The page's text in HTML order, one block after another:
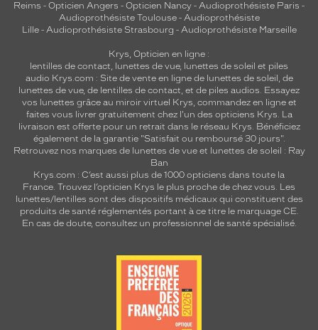
Reims - Opticien Angers - Opticien Nancy - Audioprothésiste Paris -
Audioprothésiste Toulouse- Audioprothésiste
Lille- Audioprothésiste Strasbourg - Audioprothésiste Marseille
Krys, Opticien en ligne :
lentilles de contact, lunettes de vue, lunettes de soleil et piles
audio Krys.com : Site de vente en ligne de lunettes de soleil, de
lunettes de vue, de lentilles de contact, et de piles audios. Essayez
vos lunettes grâce au miroir virtuel Krys, commandez en ligne et
faites vous livrer gratuitement chez l'un des opticiens Krys. La
livraison est offerte pour un retrait dans le réseau Krys. Bénéficiez
également de la garantie "Satisfait ou remboursé 30 jours".
Retrouvez nos marques de lunettes de vue et lunettes de soleil : Ray
Ban
Krys.com : C’est aussi plus de 1000 opticiens dans toute la
France. Trouvez l’opticien Krys le plus proche de chez vous. Les
lunettes/lentilles sont des dispositifs médicaux qui constituent des
produits de santé réglementés portant à ce titre le marquage CE.
En cas de doute, consultez un professionnel de santé spécialisé.